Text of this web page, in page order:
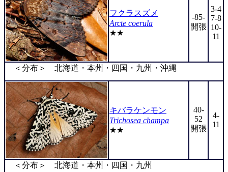
フクラスズメ
Arcte coerula
★★
-85-
開張
3-4
7-8
10-
11
＜分布＞ 北海道・本州・四国・九州・沖縄
キバラケンモン
Trichosea champa
★★
40-
52
開張
4-
11
＜分布＞ 北海道・本州・四国・九州